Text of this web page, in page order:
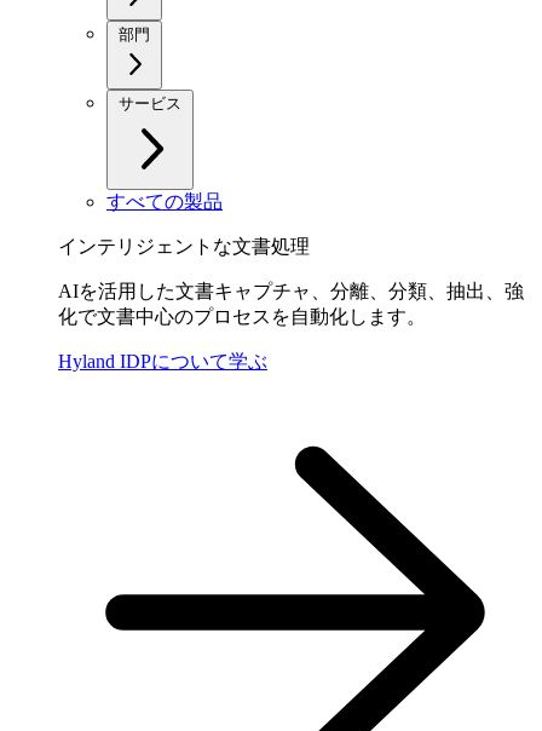
部門
サービス
すべての製品
インテリジェントな文書処理
AIを活用した文書キャプチャ、分離、分類、抽出、強
化で文書中心のプロセスを自動化します。
Hyland IDPについて学ぶ